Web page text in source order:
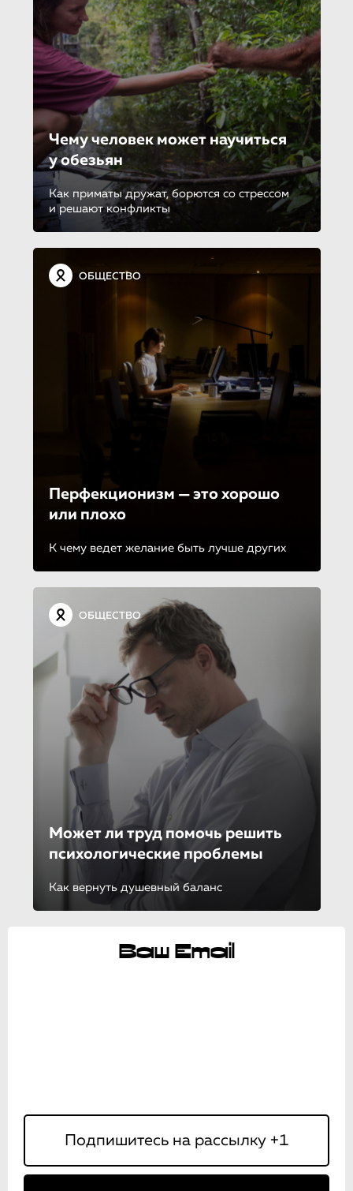
Чему человек может научиться
у обезьян
Как приматы дружат, борются со стрессом
и решают конфликты
ОБЩЕСТВО
Перфекционизм — это хорошо
или плохо
К чему ведет желание быть лучше других
ОБЩЕСТВО
Может ли труд помочь решить
психологические проблемы
Как вернуть душевный баланс
Ваш Email